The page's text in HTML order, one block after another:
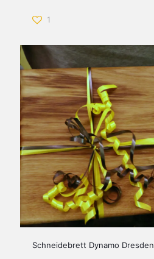
1
Schneidebrett Dynamo Dresden